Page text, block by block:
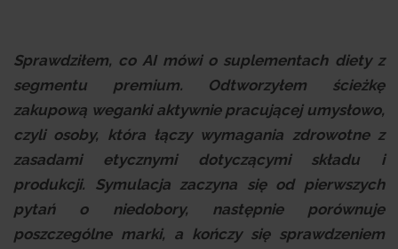
Sprawdziłem, co AI mówi o suplementach diety z
segmentu premium. Odtworzyłem ścieżkę
zakupową weganki aktywnie pracującej umysłowo,
czyli osoby, która łączy wymagania zdrowotne z
zasadami etycznymi dotyczącymi składu i
produkcji. Symulacja zaczyna się od pierwszych
pytań o niedobory, następnie porównuje
poszczególne marki, a kończy się sprawdzeniem